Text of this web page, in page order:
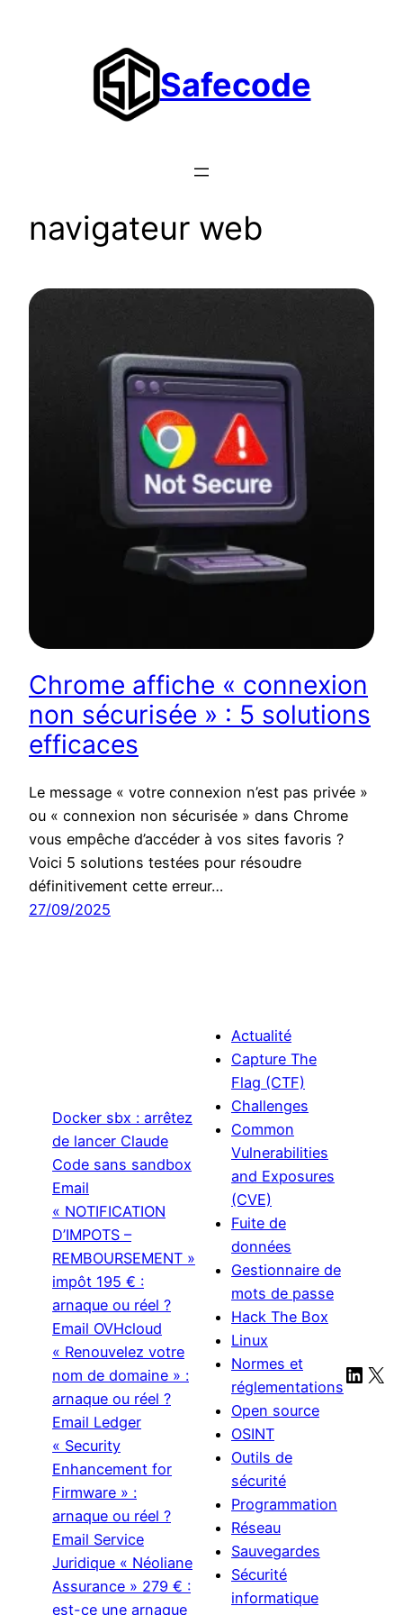
Safecode
navigateur web
Chrome affiche « connexion
non sécurisée » : 5 solutions
efficaces
Le message « votre connexion n’est pas privée »
ou « connexion non sécurisée » dans Chrome
vous empêche d’accéder à vos sites favoris ?
Voici 5 solutions testées pour résoudre
définitivement cette erreur…
27/09/2025
Docker sbx : arrêtez
de lancer Claude
Code sans sandbox
Email
« NOTIFICATION
D’IMPOTS –
REMBOURSEMENT »
impôt 195 € :
arnaque ou réel ?
Email OVHcloud
« Renouvelez votre
nom de domaine » :
arnaque ou réel ?
Email Ledger
« Security
Enhancement for
Firmware » :
arnaque ou réel ?
Email Service
Juridique « Néoliane
Assurance » 279 € :
est-ce une arnaque
Actualité
Capture The
Flag (CTF)
Challenges
Common
Vulnerabilities
and Exposures
(CVE)
Fuite de
données
Gestionnaire de
mots de passe
Hack The Box
Linux
Normes et
réglementations
Open source
OSINT
Outils de
sécurité
Programmation
Réseau
Sauvegardes
Sécurité
informatique
X